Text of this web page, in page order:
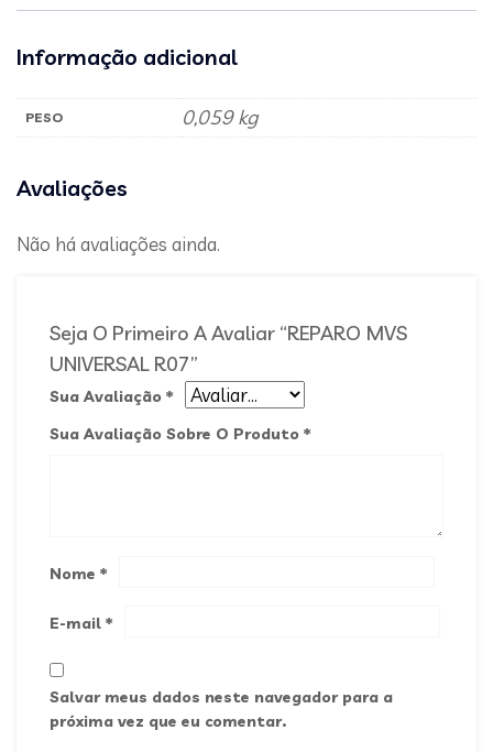
Informação adicional
PESO 0,059 kg
Avaliações
Não há avaliações ainda.
Seja O Primeiro A Avaliar “REPARO MVS
UNIVERSAL R07”
Sua Avaliação *
Sua Avaliação Sobre O Produto *
Nome *
E-mail *
Salvar meus dados neste navegador para a
próxima vez que eu comentar.